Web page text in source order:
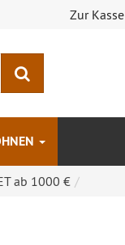
Zur Kasse
ab 1000 €